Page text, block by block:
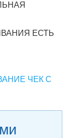
ЕСТЬ
ЧЕК С